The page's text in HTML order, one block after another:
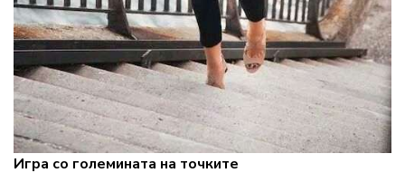
Игра со големината на точките